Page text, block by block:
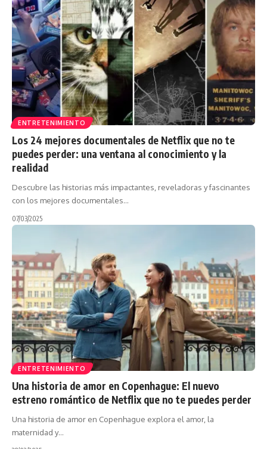
ENTRETENIMIENTO
Los 24 mejores documentales de Netflix que no te
puedes perder: una ventana al conocimiento y la
realidad
Descubre las historias más impactantes, reveladoras y fascinantes
con los mejores documentales…
07/03/2025
ENTRETENIMIENTO
Una historia de amor en Copenhague: El nuevo
estreno romántico de Netflix que no te puedes perder
Una historia de amor en Copenhague explora el amor, la
maternidad y…